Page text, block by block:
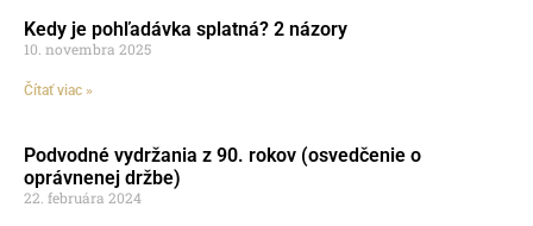
Kedy je pohľadávka splatná? 2 názory
10. novembra 2025
Čítať viac »
Podvodné vydržania z 90. rokov (osvedčenie o
oprávnenej držbe)
22. februára 2024